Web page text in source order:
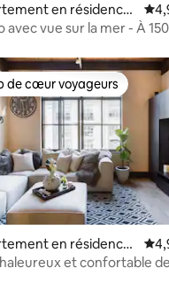
en résidence
avec vue sur la mer - À
la base de 343
de cœur voyageurs
de cœur voyageurs
en résidence
et confortable